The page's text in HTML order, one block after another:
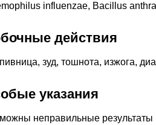
influenzae, Bacillus
действия
зуд, тошнота, изжога,
указания
неправильные результаты